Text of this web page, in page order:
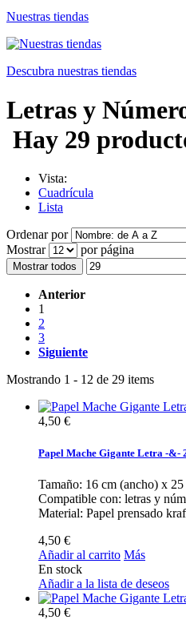
Nuestras tiendas
Descubra nuestras tiendas
Letras y
Hay 29
Vista:
Cuadrícula
Lista
Ordenar por
Mostrar
por página
Mostrar todos
Anterior
1
2
3
Siguiente
Mostrando 1 - 12 de 29 items
4,50 €
Papel Mache Gigante Letra -&-
Tamaño: 16 cm (ancho) x
Compatible con: letras y
Material: Papel prensado
4,50 €
Añadir al carrito Más
En stock
Añadir a la lista de deseos
4,50 €